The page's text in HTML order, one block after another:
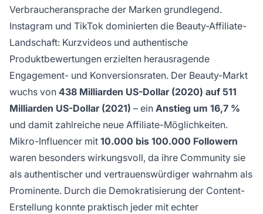
Verbraucheransprache der Marken grundlegend.
Instagram und TikTok dominierten die Beauty-Affiliate-
Landschaft: Kurzvideos und authentische
Produktbewertungen erzielten herausragende
Engagement- und Konversionsraten. Der Beauty-Markt
wuchs von 438 Milliarden US-Dollar (2020) auf 511
Milliarden US-Dollar (2021) – ein Anstieg um 16,7 %
und damit zahlreiche neue Affiliate-Möglichkeiten.
Mikro-Influencer mit 10.000 bis 100.000 Followern
waren besonders wirkungsvoll, da ihre Community sie
als authentischer und vertrauenswürdiger wahrnahm als
Prominente. Durch die Demokratisierung der Content-
Erstellung konnte praktisch jeder mit echter